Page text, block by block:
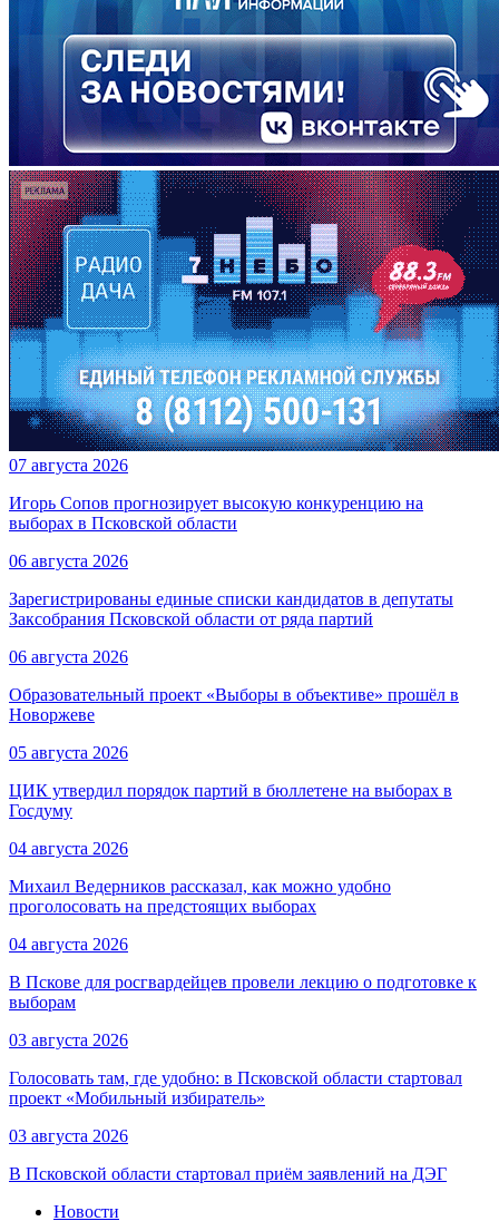
07 августа 2026
Игорь Сопов прогнозирует высокую конкуренцию на
выборах в Псковской области
06 августа 2026
Зарегистрированы единые списки кандидатов в депутаты
Заксобрания Псковской области от ряда партий
06 августа 2026
Образовательный проект «Выборы в объективе» прошёл в
Новоржеве
05 августа 2026
ЦИК утвердил порядок партий в бюллетене на выборах в
Госдуму
04 августа 2026
Михаил Ведерников рассказал, как можно удобно
проголосовать на предстоящих выборах
04 августа 2026
В Пскове для росгвардейцев провели лекцию о подготовке к
выборам
03 августа 2026
Голосовать там, где удобно: в Псковской области стартовал
проект «Мобильный избиратель»
03 августа 2026
В Псковской области стартовал приём заявлений на ДЭГ
Новости